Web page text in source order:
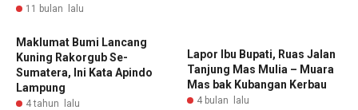
11 bulan lalu
Maklumat Bumi Lancang
Kuning Rakorgub Se-
Sumatera, Ini Kata Apindo
Lampung
4 tahun lalu
Lapor Ibu Bupati, Ruas Jalan
Tanjung Mas Mulia – Muara
Mas bak Kubangan Kerbau
4 bulan lalu